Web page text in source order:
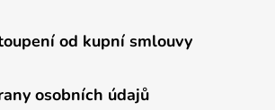
od kupní smlouvy
osobních údajů